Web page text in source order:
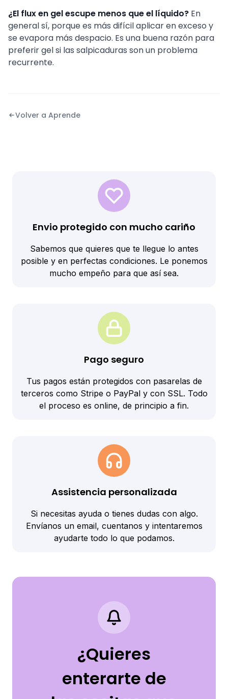
¿El flux en gel escupe menos que el líquido? En
general sí, porque es más difícil aplicar en exceso y
se evapora más despacio. Es una buena razón para
preferir gel si las salpicaduras son un problema
recurrente.
Volver a Aprende
Envio protegido con mucho cariño
Sabemos que quieres que te llegue lo antes
posible y en perfectas condiciones. Le ponemos
mucho empeño para que así sea.
Pago seguro
Tus pagos están protegidos con pasarelas de
terceros como Stripe o PayPal y con SSL. Todo
el proceso es online, de principio a fin.
Assistencia personalizada
Si necesitas ayuda o tienes dudas con algo.
Envíanos un email, cuentanos y intentaremos
ayudarte todo lo que podamos.
¿Quieres
enterarte de